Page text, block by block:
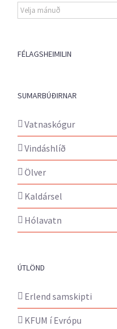
Eldri
fréttir
FÉLAGSHEIMILIN
SUMARBÚÐIRNAR
Vatnaskógur
Vindáshlíð
Ölver
Kaldársel
Hólavatn
ÚTLÖND
Erlend samskipti
KFUM í Evrópu